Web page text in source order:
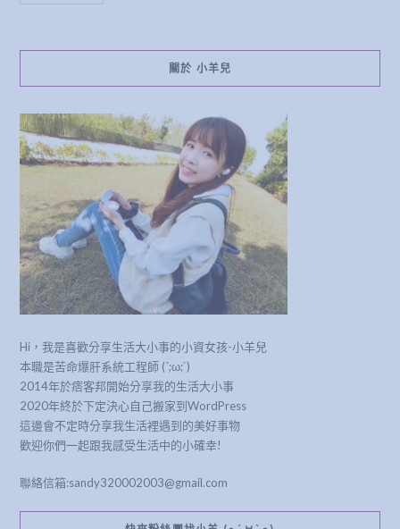
關於 小羊兒
Hi，我是喜歡分享生活大小事的小資女孩-小羊兒
本職是苦命爆肝系統工程師 (´;ω;`)
2014年於痞客邦開始分享我的生活大小事
2020年終於下定決心自己搬家到WordPress
這邊會不定時分享我生活裡遇到的美好事物
歡迎你們一起跟我感受生活中的小確幸!
聯絡信箱:sandy320002003@gmail.com